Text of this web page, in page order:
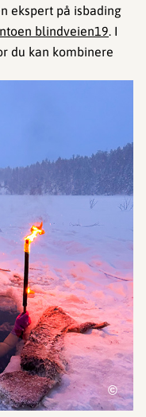
ekspert på isbading
blindveien19. I
du kan kombinere
©